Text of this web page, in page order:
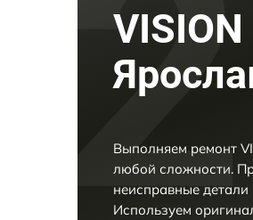
Выполняем ремонт
любой сложности.
неисправные детали
Используем